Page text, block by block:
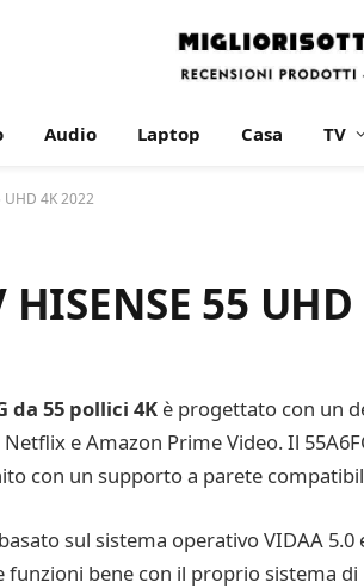
Audio Laptop Casa TV
UHD 4K 2022
HISENSE 55
da 55 pollici 4Kè progettato con un
e Amazon Prime Video. Il
con un supporto a parete
sul sistema operativo VIDAA
funzioni bene con il proprio sistema